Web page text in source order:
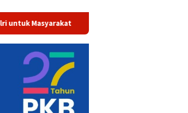
Bersih dan Sehat, Air Minum Perumdam Tirta